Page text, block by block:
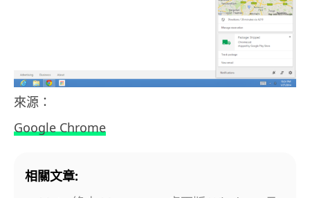
來源：
Google Chrome
相關文章: